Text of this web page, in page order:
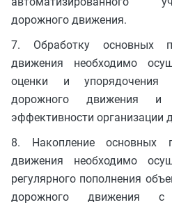
дорожного движения.
7. Обработку основных
движения необходимо
оценки и упорядочения
дорожного движения и
эффективности организации
8. Накопление основных
движения необходимо
регулярного пополнения
дорожного движения с